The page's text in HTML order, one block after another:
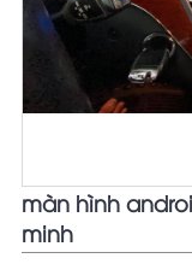
màn hình
minh